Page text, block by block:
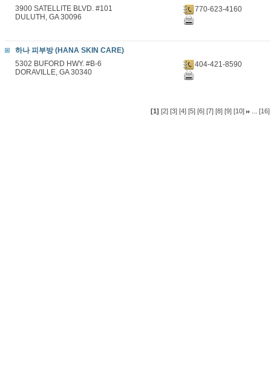
3900 SATELLITE BLVD. #101
DULUTH, GA 30096
770-623-4160
하나 피부방 (HANA SKIN CARE)
5302 BUFORD HWY. #B-6
DORAVILLE, GA 30340
404-421-8590
[1] [2] [3] [4] [5] [6] [7] [8] [9] [10] ... [16]